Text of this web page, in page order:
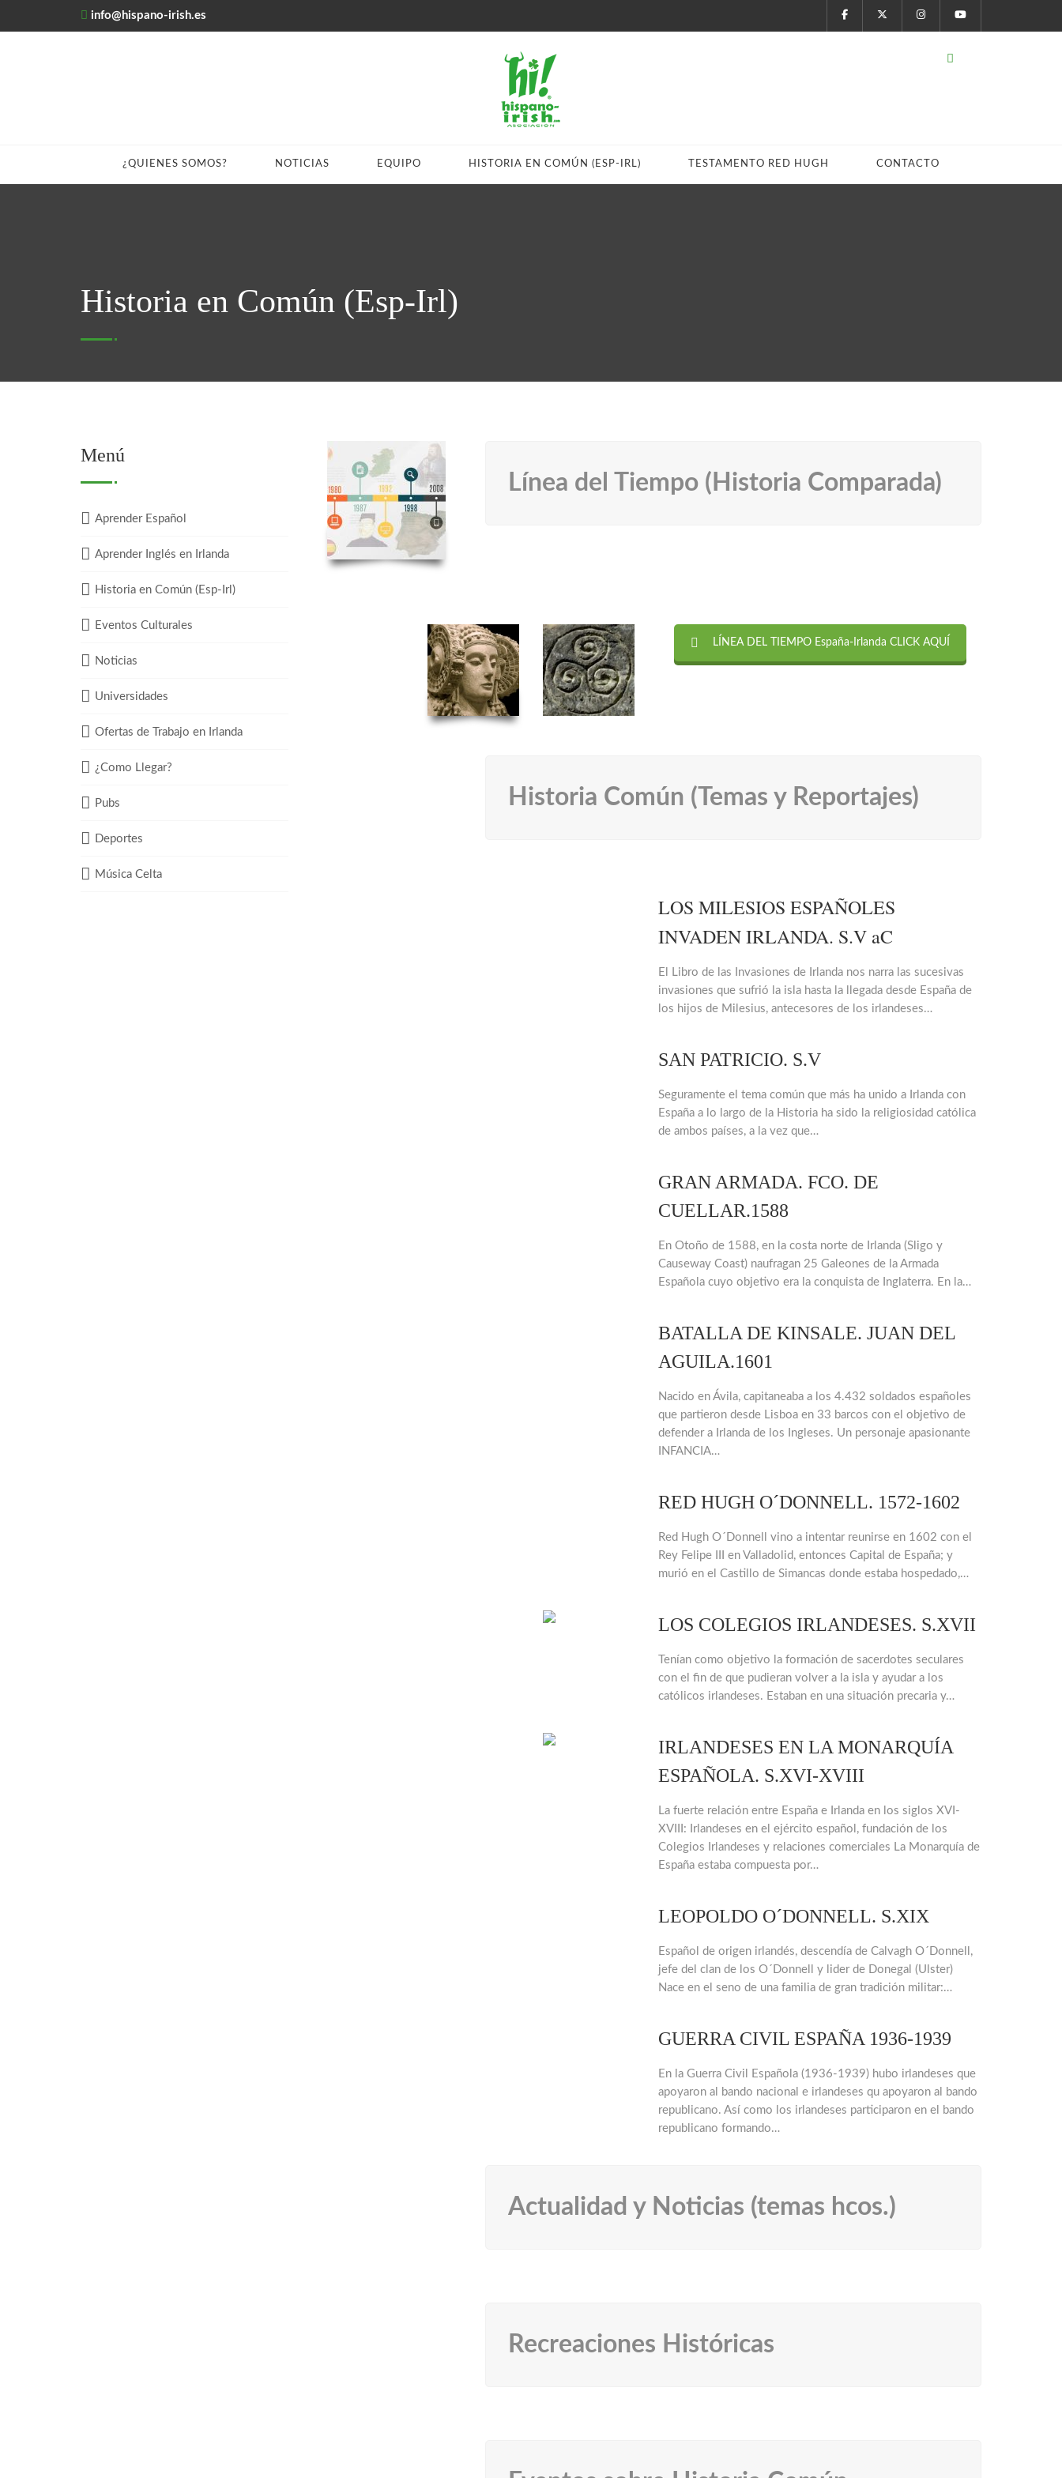
info@hispano-irish.es
¿QUIENES SOMOS? NOTICIAS EQUIPO HISTORIA EN COMÚN (ESP-IRL) TESTAMENTO RED HUGH CONTACTO
Historia en Común (Esp-Irl)
Línea del Tiempo (Historia Comparada)
LÍNEA DEL TIEMPO España-Irlanda CLICK AQUÍ
Historia Común (Temas y Reportajes)
LOS MILESIOS ESPAÑOLES
INVADEN IRLANDA. S.V aC
El Libro de las Invasiones de Irlanda nos narra las sucesivas
invasiones que sufrió la isla hasta la llegada desde España de
los hijos de Milesius, antecesores de los irlandeses…
SAN PATRICIO. S.V
Seguramente el tema común que más ha unido a Irlanda con
España a lo largo de la Historia ha sido la religiosidad católica
de ambos países, a la vez que…
GRAN ARMADA. FCO. DE
CUELLAR.1588
En Otoño de 1588, en la costa norte de Irlanda (Sligo y
Causeway Coast) naufragan 25 Galeones de la Armada
Española cuyo objetivo era la conquista de Inglaterra. En la…
BATALLA DE KINSALE. JUAN DEL
AGUILA.1601
Nacido en Ávila, capitaneaba a los 4.432 soldados españoles
que partieron desde Lisboa en 33 barcos con el objetivo de
defender a Irlanda de los Ingleses. Un personaje apasionante
INFANCIA…
RED HUGH O´DONNELL. 1572-1602
Red Hugh O´Donnell vino a intentar reunirse en 1602 con el
Rey Felipe III en Valladolid, entonces Capital de España; y
murió en el Castillo de Simancas donde estaba hospedado,…
LOS COLEGIOS IRLANDESES. S.XVII
Tenían como objetivo la formación de sacerdotes seculares
con el fin de que pudieran volver a la isla y ayudar a los
católicos irlandeses. Estaban en una situación precaria y…
IRLANDESES EN LA MONARQUÍA
ESPAÑOLA. S.XVI-XVIII
La fuerte relación entre España e Irlanda en los siglos XVI-
XVIII: Irlandeses en el ejército español, fundación de los
Colegios Irlandeses y relaciones comerciales La Monarquía de
España estaba compuesta por…
LEOPOLDO O´DONNELL. S.XIX
Español de origen irlandés, descendía de Calvagh O´Donnell,
jefe del clan de los O´Donnell y lider de Donegal (Ulster)
Nace en el seno de una familia de gran tradición militar:…
GUERRA CIVIL ESPAÑA 1936-1939
En la Guerra Civil Española (1936-1939) hubo irlandeses que
apoyaron al bando nacional e irlandeses qu apoyaron al bando
republicano. Así como los irlandeses participaron en el bando
republicano formando…
Actualidad y Noticias (temas hcos.)
Recreaciones Históricas
Menú
Aprender Español
Aprender Inglés en Irlanda
Historia en Común (Esp-Irl)
Eventos Culturales
Noticias
Universidades
Ofertas de Trabajo en Irlanda
¿Como Llegar?
Pubs
Deportes
Música Celta